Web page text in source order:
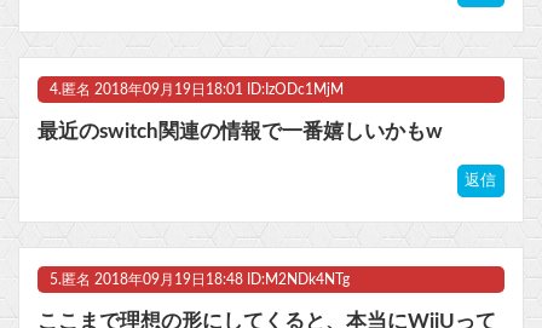
4. 匿名 2018年09月19日18:01 ID:IzODc1MjM
最近のswitch関連の情報で一番嬉しいかもw
返信
5. 匿名 2018年09月19日18:48 ID:M2NDk4NTg
ここまで理想の形にしてくると、本当にWiiUって